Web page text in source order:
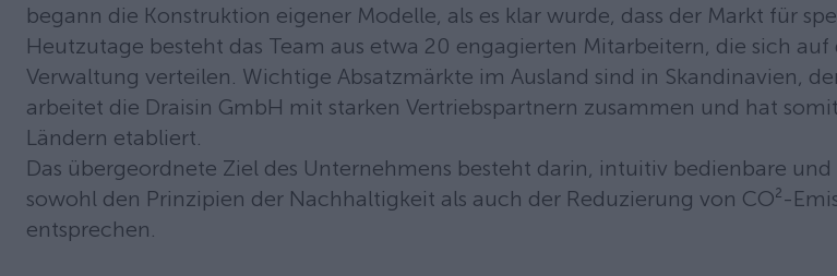
begann die Konstruktion eigener Modelle, als es klar wurde, dass der Markt für
Heutzutage besteht das Team aus etwa 20 engagierten Mitarbeitern, die sich
Verwaltung verteilen. Wichtige Absatzmärkte im Ausland sind in Skandinavien,
arbeitet die Draisin GmbH mit starken Vertriebspartnern zusammen und hat
Ländern etabliert.
Das übergeordnete Ziel des Unternehmens besteht darin, intuitiv bedienbare
sowohl den Prinzipien der Nachhaltigkeit als auch der Reduzierung von CO²-
entsprechen.